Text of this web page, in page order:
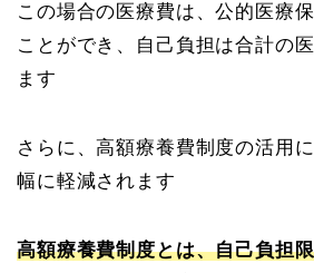
この場合の医療費は、公的医療
ことができ、自己負担は合計の
ます
さらに、高額療養費制度の活用
幅に軽減されます
高額療養費制度とは、自己負担